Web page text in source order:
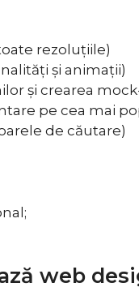
rezoluțiile)
și animații)
și crearea
pe cea mai
de căutare)
web